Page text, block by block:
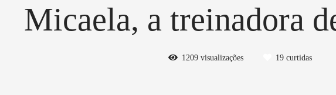
Micaela, a treinadora
1209 visualizações 19 curtidas